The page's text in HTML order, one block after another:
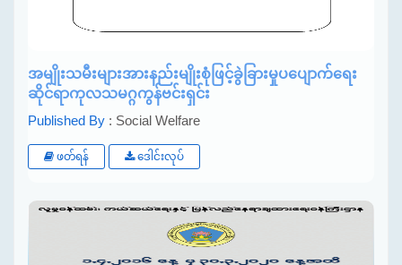
အမျိုးသမီးများအားနည်းမျိုးစုံဖြင့်ခွဲခြားမှုပပျောက်ရေး
ဆိုင်ရာကုလသမဂ္ဂကွန်ဗင်းရှင်း
Published By : Social Welfare
ဖတ်ရန် ဒေါင်းလုပ်